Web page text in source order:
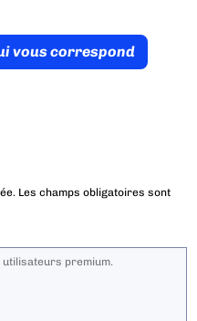
vous correspond
Les champs obligatoires sont